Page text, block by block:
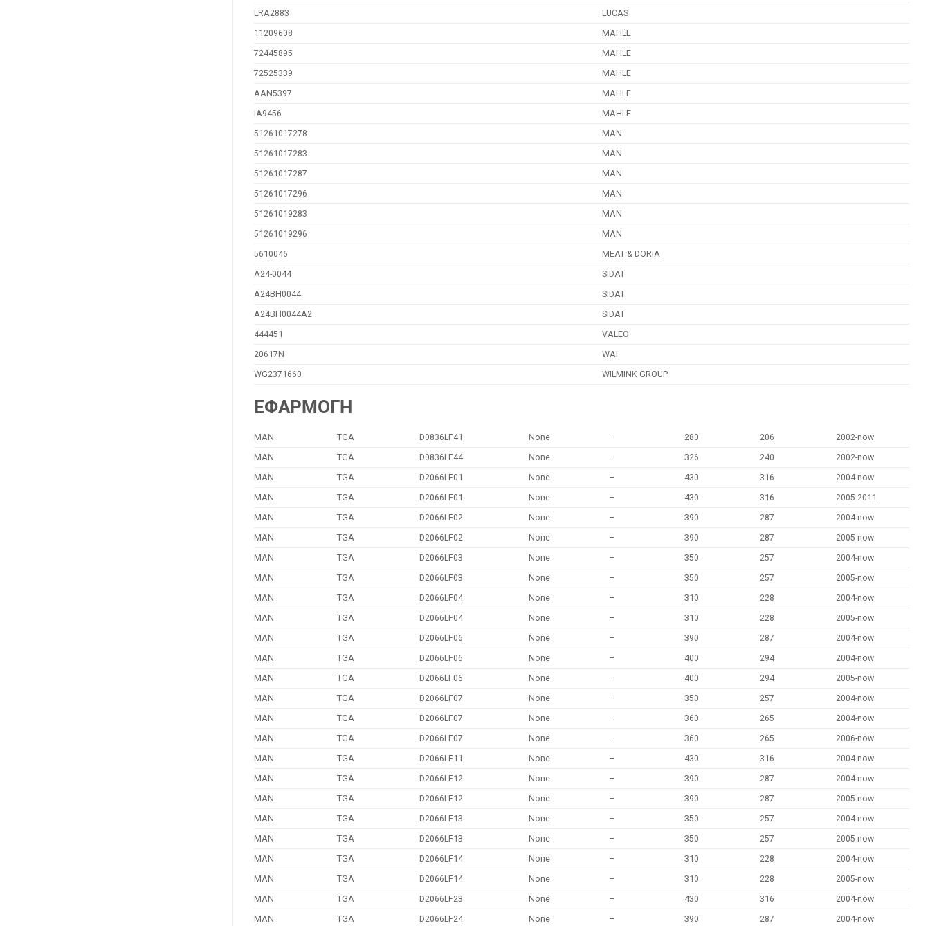
LRA2883
LUCAS
11209608
MAHLE
72445895
MAHLE
72525339
MAHLE
AAN5397
MAHLE
IA9456
MAHLE
51261017278
MAN
51261017283
MAN
51261017287
MAN
51261017296
MAN
51261019283
MAN
51261019296
MAN
5610046
MEAT & DORIA
A24-0044
SIDAT
A24BH0044
SIDAT
A24BH0044A2
SIDAT
444451
VALEO
20617N
WAI
WG2371660
WILMINK GROUP
ΕΦΑΡΜΟΓΗ
MAN TGA D0836LF41 None – 280 206
2002-now
MAN
TGA D0836LF44 None – 326 240
2002-now
MAN
TGA D2066LF01 None – 430 316
2004-now
MAN
TGA D2066LF01 None – 430 316
2005-2011
MAN
TGA D2066LF02 None – 390 287
2004-now
MAN
TGA D2066LF02 None – 390 287
2005-now
MAN
TGA D2066LF03 None – 350 257
2004-now
MAN
TGA D2066LF03 None – 350 257
2005-now
MAN
TGA D2066LF04 None – 310 228
2004-now
MAN
TGA D2066LF04 None – 310 228
2005-now
MAN
TGA D2066LF06 None – 390 287
2004-now
MAN
TGA D2066LF06 None – 400 294
2004-now
MAN
TGA D2066LF06 None – 400 294
2005-now
MAN
TGA D2066LF07 None – 350 257
2004-now
MAN
TGA D2066LF07 None – 360 265
2004-now
MAN
TGA D2066LF07 None – 360 265
2006-now
MAN
TGA D2066LF11 None – 430 316
2004-now
MAN
TGA D2066LF12 None – 390 287
2004-now
MAN
TGA D2066LF12 None – 390 287
2005-now
MAN
TGA D2066LF13 None – 350 257
2004-now
MAN
TGA D2066LF13 None – 350 257
2005-now
MAN
TGA D2066LF14 None – 310 228
2004-now
MAN
TGA D2066LF14 None – 310 228
2005-now
MAN
TGA D2066LF23 None – 430 316
2004-now
MAN
TGA D2066LF24 None – 390 287 2004-now